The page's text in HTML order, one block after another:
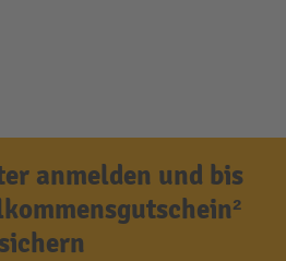
anmelden und bis